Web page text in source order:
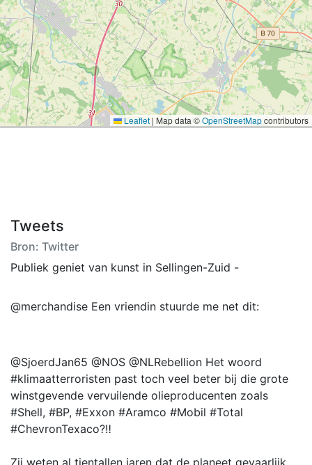
Leaflet | Map data ©OpenStreetMapcontributors
Tweets
Bron: Twitter
Publiek geniet van kunst in Sellingen-Zuid -
@merchandise Een vriendin stuurde me net dit:
@SjoerdJan65 @NOS @NLRebellion Het woord
#klimaatterroristen past toch veel beter bij die grote
winstgevende vervuilende olieproducenten zoals
#Shell, #BP, #Exxon #Aramco #Mobil #Total
#ChevronTexaco?‼️
Zij weten al tientallen jaren dat de planeet gevaarlijk